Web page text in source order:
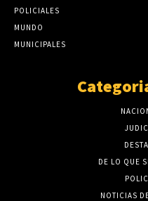
POLICIALES
MUNDO
MUNICIPALES
DE LO QUE
NOTICIAS